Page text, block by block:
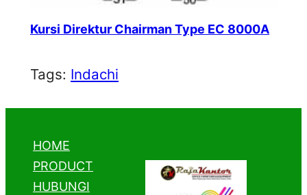
Kursi Direktur Chairman Type EC 8000A
Tags: Indachi
HOME
PRODUCT
HUBUNGI